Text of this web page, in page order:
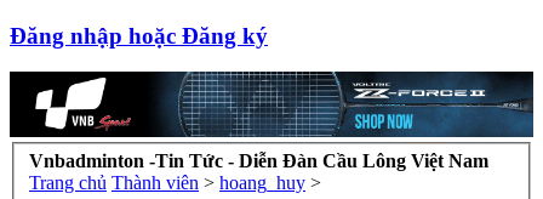
Đăng nhập hoặc Đăng ký
Vnbadminton -Tin Tức - Diễn Đàn Cầu Lông Việt Nam
Trang chủ Thành viên > hoang_huy >